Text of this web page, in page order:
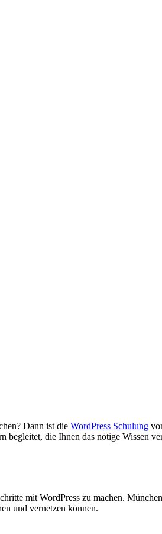
Dann ist dieWordPress Schulung
die Ihnen das nötige Wissen
mit WordPress zu machen.
und vernetzen können.